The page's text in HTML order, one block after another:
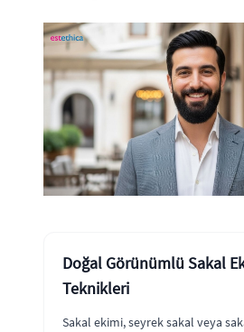
Doğal Görünümlü Sakal
Teknikleri
Sakal ekimi, seyrek sakal veya